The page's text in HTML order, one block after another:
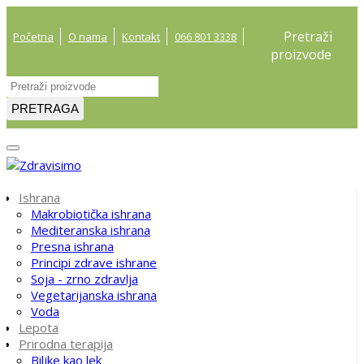
Početna O nama Kontakt 066 801 3338
Pretraži
proizvode
PRETRAGA
Ishrana
Makrobiotička ishrana
Mediteranska ishrana
Presna ishrana
Principi zdrave ishrane
Soja - zrno zdravlja
Vegetarijanska ishrana
Voda
Lepota
Prirodna terapija
Biljke kao lek